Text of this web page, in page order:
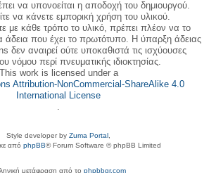
να υπονοείται η αποδοχή του δημιουργού.
να κάνετε εμπορική χρήση του υλικού.
με κάθε τρόπο το υλικό, πρέπει πλέον να το
άδεια που έχει το πρωτότυπο. Η ύπαρξη άδειας
δεν αναιρεί ούτε υποκαθιστά τις ισχύουσες
νόμου περί πνευματικής ιδιοκτησίας.
This work is licensed under a
Attribution-NonCommercial-ShareAlike 4.0
International License
.
Style developer by Zuma Portal
από phpBB® Forum Software © phpBB Limited
μετάφραση από το phpbbgr.com